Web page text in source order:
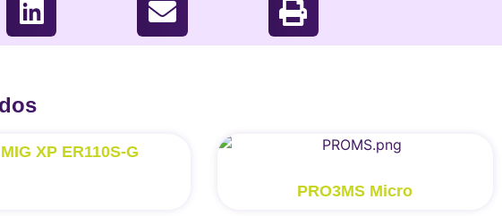
XP ER110S-G
PRO3MS Micro